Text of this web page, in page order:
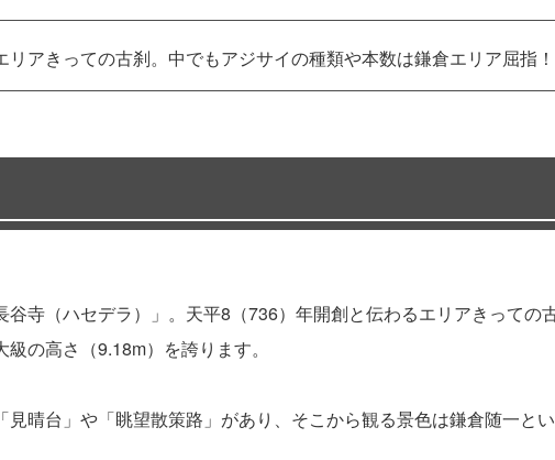
アきっての古刹。中でもアジサイの種類や本数は鎌倉エリア屈指！
寺（ハセデラ）」。天平8（736）年開創と伝わるエリアきっての
の高さ（9.18m）を誇ります。
晴台」や「眺望散策路」があり、そこから観る景色は鎌倉随一と